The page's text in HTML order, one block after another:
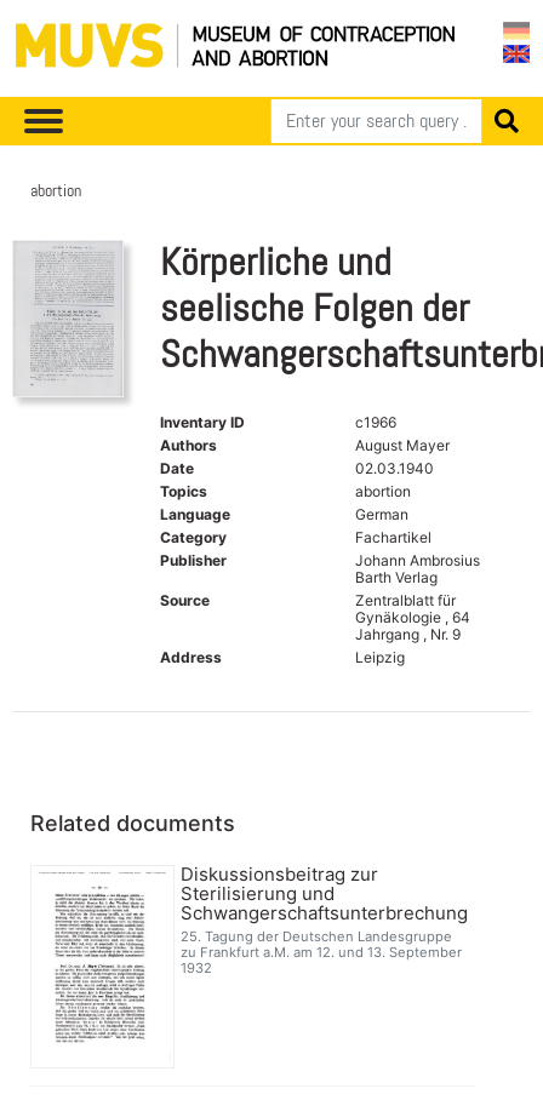
abortion
Körperliche und
seelische Folgen der
Inventary ID
c1966
Authors
August Mayer
Date
02.03.1940
Topics
abortion
Language
German
Category
Fachartikel
Publisher
Johann Ambrosius
Barth Verlag
Source
Zentralblatt für
Gynäkologie , 64
Jahrgang , Nr. 9
Address
Leipzig
Related documents
Diskussionsbeitrag zur
Sterilisierung und
Schwangerschaftsunterbrechung
25. Tagung der Deutschen Landesgruppe
zu Frankfurt a.M. am 12. und 13. September
1932